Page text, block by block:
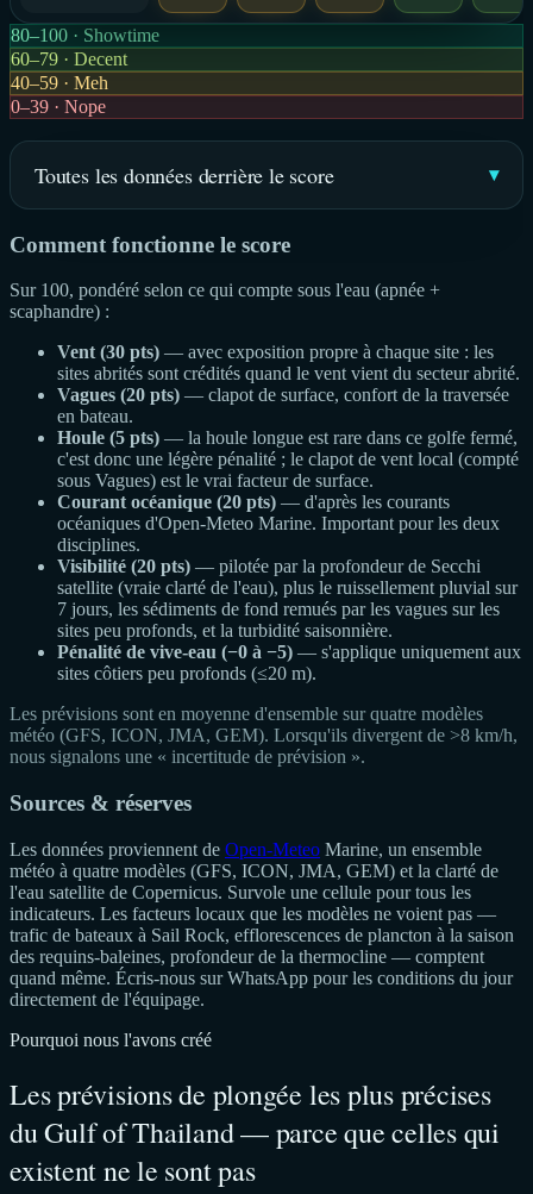
80–100 · Showtime
60–79 · Decent
40–59 · Meh
0–39 · Nope
Toutes les données derrière le score
Comment fonctionne le score
Sur 100, pondéré selon ce qui compte sous l'eau (apnée +
scaphandre) :
Vent (30 pts) — avec exposition propre à chaque site : les
sites abrités sont crédités quand le vent vient du secteur abrité.
Vagues (20 pts) — clapot de surface, confort de la traversée
en bateau.
Houle (5 pts) — la houle longue est rare dans ce golfe fermé,
c'est donc une légère pénalité ; le clapot de vent local (compté
sous Vagues) est le vrai facteur de surface.
Courant océanique (20 pts) — d'après les courants
océaniques d'Open-Meteo Marine. Important pour les deux
disciplines.
Visibilité (20 pts) — pilotée par la profondeur de Secchi
satellite (vraie clarté de l'eau), plus le ruissellement pluvial sur
7 jours, les sédiments de fond remués par les vagues sur les
sites peu profonds, et la turbidité saisonnière.
Pénalité de vive-eau (−0 à −5) — s'applique uniquement aux
sites côtiers peu profonds (≤20 m).
Les prévisions sont en moyenne d'ensemble sur quatre modèles
météo (GFS, ICON, JMA, GEM). Lorsqu'ils divergent de >8 km/h,
nous signalons une « incertitude de prévision ».
Sources & réserves
Les données proviennent de Open-Meteo Marine, un ensemble
météo à quatre modèles (GFS, ICON, JMA, GEM) et la clarté de
l'eau satellite de Copernicus. Survole une cellule pour tous les
indicateurs. Les facteurs locaux que les modèles ne voient pas —
trafic de bateaux à Sail Rock, efflorescences de plancton à la saison
des requins-baleines, profondeur de la thermocline — comptent
quand même. Écris-nous sur WhatsApp pour les conditions du jour
directement de l'équipage.
Pourquoi nous l'avons créé
Les prévisions de plongée les plus précises
du Gulf of Thailand — parce que celles qui
existent ne le sont pas